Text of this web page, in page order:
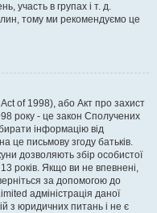
участь в групах і т. д.
тому ми рекомендуємо це
of 1998), або Акт про захист
року - це закон Сполучених
інформацію від
це письмову згоду батьків.
дозволяють збір особистої
років. Якщо ви не впевнені,
за допомогою до
адміністрація даної
з юридичних питань і не є